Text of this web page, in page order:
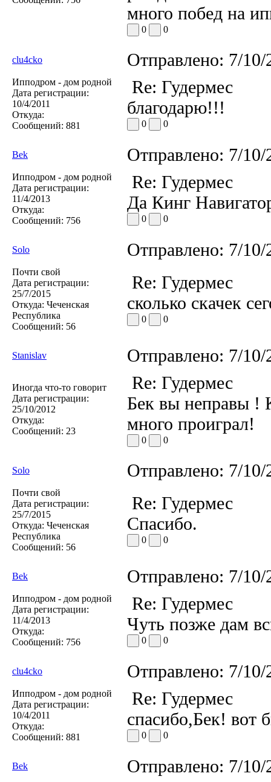
много побед на
0 0
clu4cko Отправлено: 7/
Ипподром - дом родной
Дата регистрации:
10/4/2011
Откуда:
Сообщений: 881
Re: Гудермес
благодарю!!!
0 0
Bek Отправлено: 7/
Ипподром - дом родной
Дата регистрации:
11/4/2013
Откуда:
Сообщений: 756
Re: Гудермес
Да Кинг
0 0
Solo Отправлено: 7/
Почти свой
Дата регистрации:
25/7/2015
Откуда: Чеченская
Республика
Сообщений: 56
Re: Гудермес
сколько скачек
0 0
Stanislav Отправлено: 7/
Иногда что-то говорит
Дата регистрации:
25/10/2012
Откуда:
Сообщений: 23
Re: Гудермес
Бек вы неправы !
много проиграл!
0 0
Solo Отправлено: 7/
Почти свой
Дата регистрации:
25/7/2015
Откуда: Чеченская
Республика
Сообщений: 56
Re: Гудермес
Спасибо.
0 0
Bek Отправлено: 7/
Ипподром - дом родной
Дата регистрации:
11/4/2013
Откуда:
Сообщений: 756
Re: Гудермес
Чуть позже дам
0 0
clu4cko Отправлено: 7/
Ипподром - дом родной
Дата регистрации:
10/4/2011
Откуда:
Сообщений: 881
Re: Гудермес
спасибо,Бек! вот
0 0
Bek Отправлено: 7/